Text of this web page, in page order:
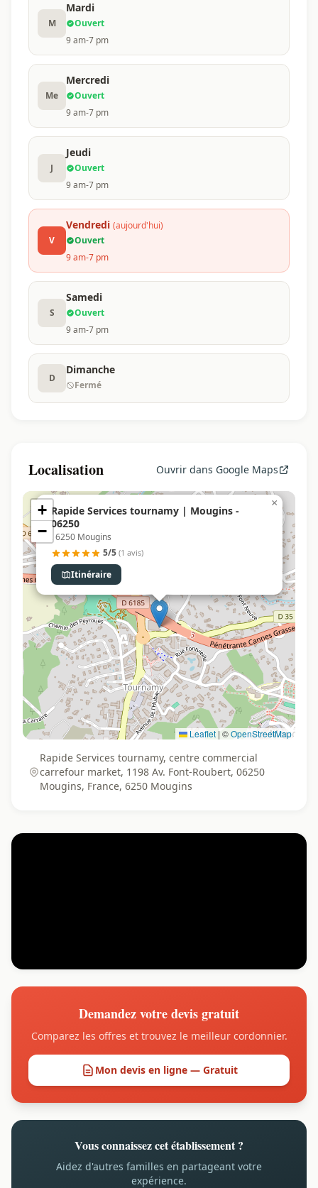
M
Mardi
Ouvert
9 am-7 pm
Me
Mercredi
Ouvert
9 am-7 pm
J
Jeudi
Ouvert
9 am-7 pm
V
Vendredi (aujourd'hui)
Ouvert
9 am-7 pm
S
Samedi
Ouvert
9 am-7 pm
D
Dimanche
Fermé
Localisation Ouvrir dans Google Maps
Rapide Services tournamy | Mougins -
06250
, 6250 Mougins
5/5 (1 avis)
Itinéraire
×
+
−
Leaflet | ©OpenStreetMap
Rapide Services tournamy, centre commercial
carrefour market, 1198 Av. Font-Roubert, 06250
Mougins, France, 6250 Mougins
Demandez votre devis gratuit
Comparez les offres et trouvez le meilleur cordonnier.
Mon devis en ligne — Gratuit
Vous connaissez cet établissement ?
Aidez d'autres familles en partageant votre
expérience.